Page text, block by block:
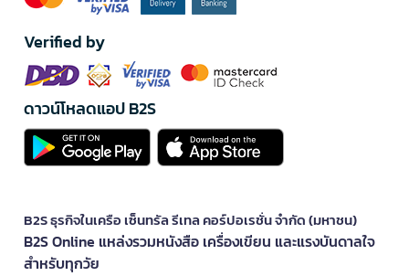
Verified by
ดาวน์โหลดแอป B2S
B2S ธุรกิจในเครือ เซ็นทรัล รีเทล คอร์ปอเรชั่น จำกัด (มหาชน)
B2S Online แหล่งรวมหนังสือ เครื่องเขียน และแรงบันดาลใจ
สำหรับทุกวัย